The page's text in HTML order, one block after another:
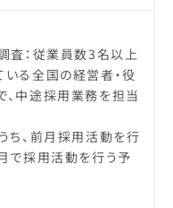
査：従業員数3名以上
る全国の経営者・役
、中途採用業務を担当
ち、前月採用活動を行
で採用活動を行う予